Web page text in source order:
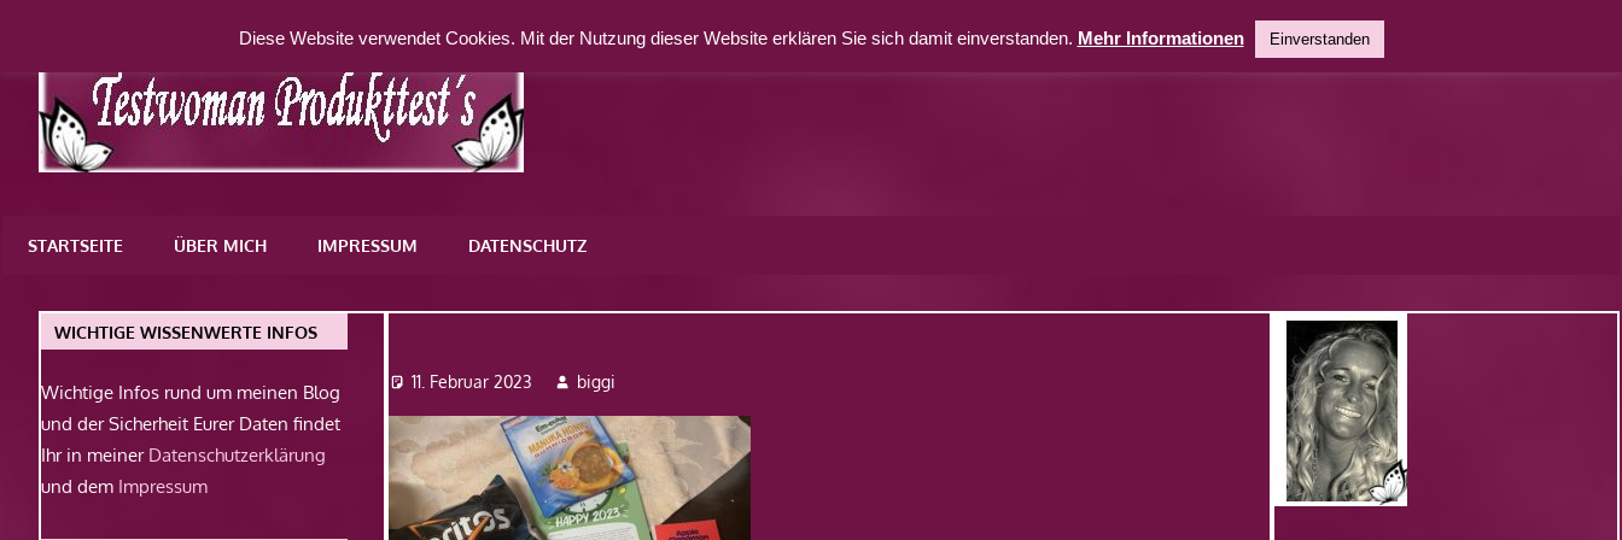
springen
WordPress-
STARTSEITE ÜBER MICH IMPRESSUM DATENSCHUTZ
11. Februar 2023 biggi
WICHTIGE WISSENWERTE INFOS
Wichtige Infos rund um meinen Blog
und der Sicherheit Eurer Daten findet
Ihr in meiner Datenschutzerklärung
und dem Impressum
Diese Website verwendet Cookies. Mit der Nutzung dieser Website erklären Sie sich damit einverstanden. Mehr Informationen Einverstanden